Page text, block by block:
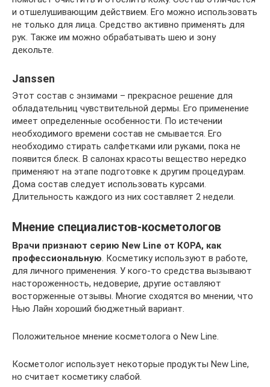
и отшелушивающим действием. Его можно использовать
не только для лица. Средство активно применять для
рук. Также им можно обрабатывать шею и зону
декольте.
Janssen
Этот состав с энзимами – прекрасное решение для
обладательниц чувствительной дермы. Его применение
имеет определенные особенности. По истечении
необходимого времени состав не смывается. Его
необходимо стирать салфетками или руками, пока не
появится блеск. В салонах красоты вещество нередко
применяют на этапе подготовке к другим процедурам.
Дома состав следует использовать курсами.
Длительность каждого из них составляет 2 недели.
Мнение специалистов-косметологов
Врачи признают серию New Line от КОРА, как
профессиональную. Косметику используют в работе,
для личного применения. У кого-то средства вызывают
настороженность, недоверие, другие оставляют
восторженные отзывы. Многие сходятся во мнении, что
Нью Лайн хороший бюджетный вариант.
Положительное мнение косметолога о New Line.
Косметолог использует некоторые продукты New Line,
но считает косметику слабой.